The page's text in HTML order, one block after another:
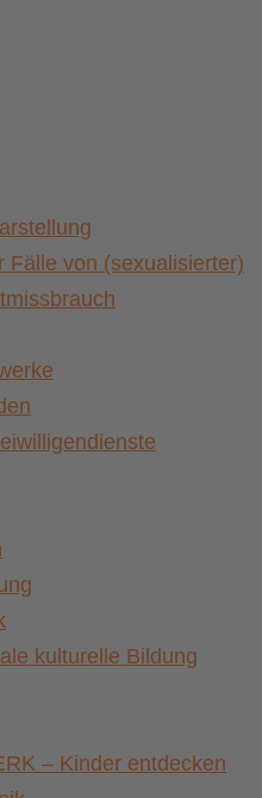
Fälle von (sexualisierter)
kulturelle Bildung
– Kinder entdecken